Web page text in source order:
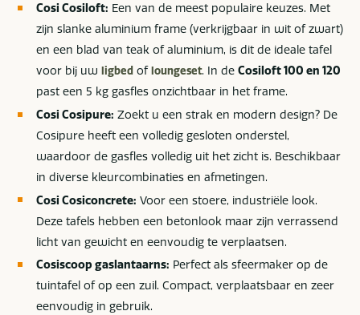
Cosi Cosiloft: Een van de meest populaire keuzes. Met
zijn slanke aluminium frame (verkrijgbaar in wit of zwart)
en een blad van teak of aluminium, is dit de ideale tafel
voor bij uw ligbed ofloungeset. In de Cosiloft 100 en 120
past een 5 kg gasfles onzichtbaar in het frame.
Cosi Cosipure: Zoekt u een strak en modern design? De
Cosipure heeft een volledig gesloten onderstel,
waardoor de gasfles volledig uit het zicht is. Beschikbaar
in diverse kleurcombinaties en afmetingen.
Cosi Cosiconcrete: Voor een stoere, industriële look.
Deze tafels hebben een betonlook maar zijn verrassend
licht van gewicht en eenvoudig te verplaatsen.
Cosiscoop gaslantaarns: Perfect als sfeermaker op de
tuintafel of op een zuil. Compact, verplaatsbaar en zeer
eenvoudig in gebruik.